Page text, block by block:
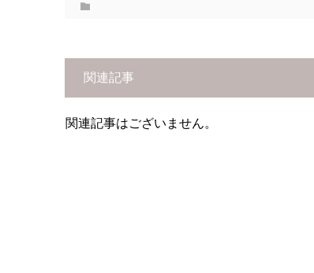
関連記事
関連記事はございません。